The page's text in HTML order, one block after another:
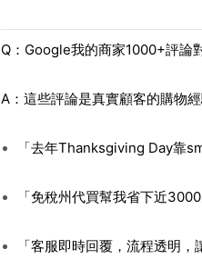
Q：Google我的商家1000+評論
A：這些評論是真實顧客的購物經
「去年Thanksgiving Day靠
「免稅州代買幫我省下近
「客服即時回覆，流程透明，